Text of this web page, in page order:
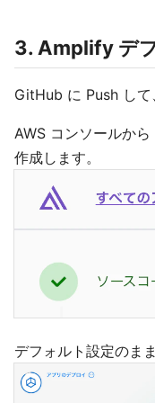
3. Amplify デ
GitHub に Push して
AWS コンソールか
作成します。
デフォルト設定のま